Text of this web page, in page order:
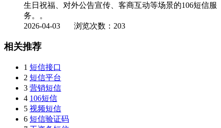
生日祝福、对外公告宣传、客商互动等场景的106短信服
务。。
2026-04-03 浏览次数：203
相关推荐
1 短信接口
2 短信平台
3 营销短信
4 106短信
5 视频短信
6 短信验证码